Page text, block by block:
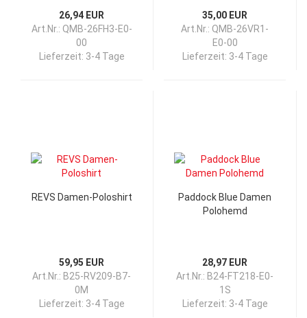
26,94 EUR
Art.Nr.: QMB-26FH3-E0-
00
Lieferzeit: 3-4 Tage
35,00 EUR
Art.Nr.: QMB-26VR1-
E0-00
Lieferzeit: 3-4 Tage
REVS Damen-Poloshirt
59,95 EUR
Art.Nr.: B25-RV209-B7-
0M
Lieferzeit: 3-4 Tage
Paddock Blue Damen
Polohemd
28,97 EUR
Art.Nr.: B24-FT218-E0-
1S
Lieferzeit: 3-4 Tage